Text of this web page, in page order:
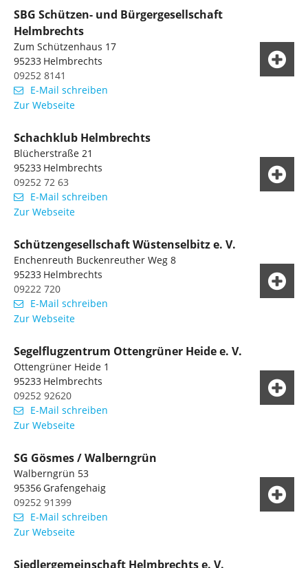
SBG Schützen- und Bürgergesellschaft
Helmbrechts
Zum Schützenhaus 17
95233 Helmbrechts
09252 8141
E-Mail schreiben
Zur Webseite
Schachklub Helmbrechts
Blücherstraße 21
95233 Helmbrechts
09252 72 63
E-Mail schreiben
Zur Webseite
Schützengesellschaft Wüstenselbitz e. V.
Enchenreuth Buckenreuther Weg 8
95233 Helmbrechts
09222 720
E-Mail schreiben
Zur Webseite
Segelflugzentrum Ottengrüner Heide e. V.
Ottengrüner Heide 1
95233 Helmbrechts
09252 92620
E-Mail schreiben
Zur Webseite
SG Gösmes / Walberngrün
Walberngrün 53
95356Grafengehaig
09252 91399
E-Mail schreiben
Zur Webseite
Siedlergemeinschaft Helmbrechts e. V.